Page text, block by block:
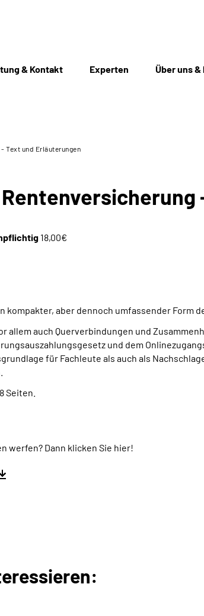
& Kontakt Experten Über uns &
Text und Erläuterungen
18,00€
kompakter, aber dennoch umfassender Form
allem auch Querverbindungen und
und dem
für Fachleute als auch als
Seiten.
werfen? Dann klicken Sie hier!